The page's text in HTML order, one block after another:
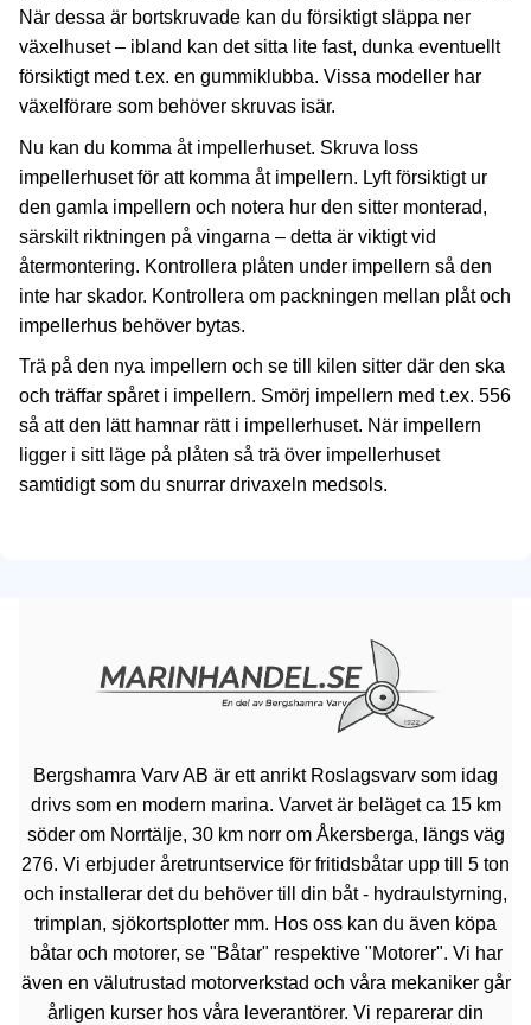
När dessa är bortskruvade kan du försiktigt släppa ner
växelhuset – ibland kan det sitta lite fast, dunka eventuellt
försiktigt med t.ex. en gummiklubba. Vissa modeller har
växelförare som behöver skruvas isär.
Nu kan du komma åt impellerhuset. Skruva loss
impellerhuset för att komma åt impellern. Lyft försiktigt ur
den gamla impellern och notera hur den sitter monterad,
särskilt riktningen på vingarna – detta är viktigt vid
återmontering. Kontrollera plåten under impellern så den
inte har skador. Kontrollera om packningen mellan plåt och
impellerhus behöver bytas.
Trä på den nya impellern och se till kilen sitter där den ska
och träffar spåret i impellern. Smörj impellern med t.ex. 556
så att den lätt hamnar rätt i impellerhuset. När impellern
ligger i sitt läge på plåten så trä över impellerhuset
samtidigt som du snurrar drivaxeln medsols.
Bergshamra Varv AB är ett anrikt Roslagsvarv som idag
drivs som en modern marina. Varvet är beläget ca 15 km
söder om Norrtälje, 30 km norr om Åkersberga, längs väg
276. Vi erbjuder åretruntservice för fritidsbåtar upp till 5 ton
och installerar det du behöver till din båt - hydraulstyrning,
trimplan, sjökortsplotter mm. Hos oss kan du även köpa
båtar och motorer, se "Båtar" respektive "Motorer". Vi har
även en välutrustad motorverkstad och våra mekaniker går
årligen kurser hos våra leverantörer. Vi reparerar din